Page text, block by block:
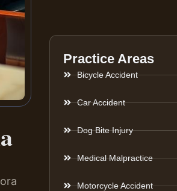
Practice Areas
Bicycle Accident
Car Accident
Dog Bite Injury
Medical Malpractice
Motorcycle Accident